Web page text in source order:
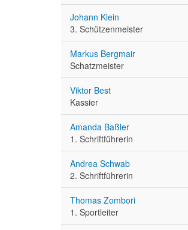
Johann Klein
3. Schützenmeister
Markus Bergmair
Schatzmeister
Viktor Best
Kassier
Amanda Baßler
1. Schriftführerin
Andrea Schwab
2. Schriftführerin
Thomas Zombori
1. Sportleiter